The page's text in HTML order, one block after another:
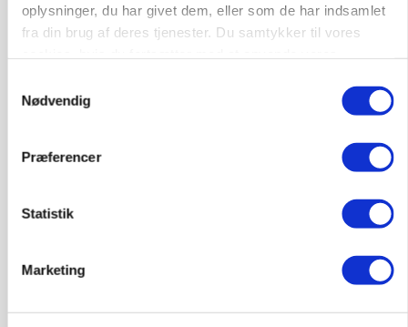
oplysninger, du har givet dem, eller som de har indsamlet
fra din brug af deres tjenester. Du samtykker til vores
Nødvendig
Præferencer
Statistik
Marketing
Ejer eller medejer? Nyt tv-format udfordrer
landbrugets ejerstruktur
MARKEDSFOKUS
presser markedet